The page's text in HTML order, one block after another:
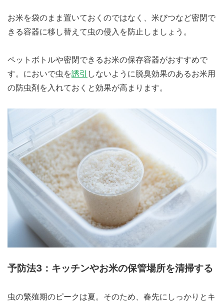
お米を袋のまま置いておくのではなく、米びつなど密閉で
きる容器に移し替えて虫の侵入を防止しましょう。
ペットボトルや密閉できるお米の保存容器がおすすめで
す。においで虫を誘引 しないように脱臭効果のあるお米用
の防虫剤を入れておくと効果が高まります。
予防法3：キッチンやお米の保管場所を清掃する
虫の繁殖期のピークは夏。そのため、春先にしっかりとキ